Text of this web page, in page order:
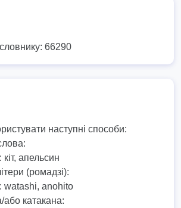
66290
наступні способи:
кіт, апельсин
(ромадзі):
watashi, anohito
або катакана: